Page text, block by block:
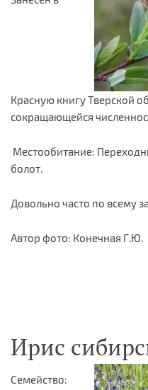
Красную книгу Тверской
сокращающейся
Местообитание:
болот.
Довольно часто по всему
Автор фото: Конечная Г.Ю.
Ирис
Семейство: